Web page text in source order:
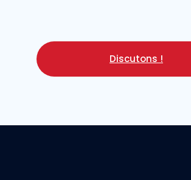
Discutons !